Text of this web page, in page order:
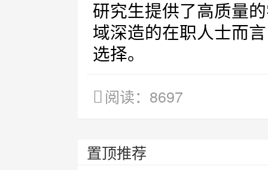
研究生提供了高质量
域深造的在职人士而
选择。
阅读：8697
置顶推荐